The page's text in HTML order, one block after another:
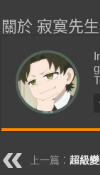
關於 寂寞先生
上一篇：超級